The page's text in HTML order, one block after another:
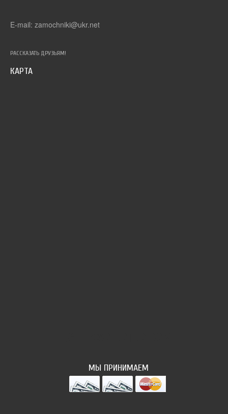
E-mail: zamochniki@ukr.net
РАССКАЗАТЬ ДРУЗЬЯМ!
КАРТА
МЫ ПРИНИМАЕМ